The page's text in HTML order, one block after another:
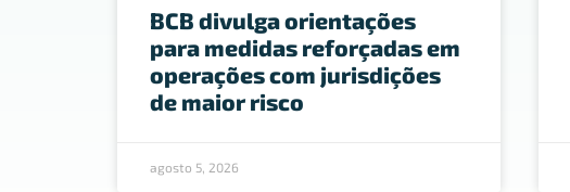
BCB divulga orientações
para medidas reforçadas em
operações com jurisdições
de maior risco
agosto 5, 2026